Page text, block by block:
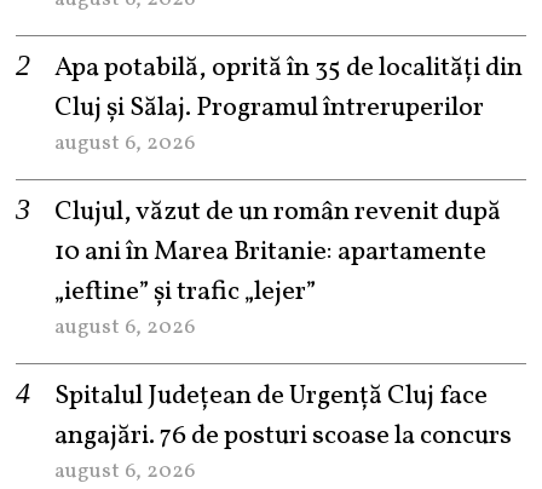
Apa potabilă, oprită în 35 de localități din
Cluj și Sălaj. Programul întreruperilor
august 6, 2026
Clujul, văzut de un român revenit după
10 ani în Marea Britanie: apartamente
„ieftine” și trafic „lejer”
august 6, 2026
Spitalul Județean de Urgență Cluj face
angajări. 76 de posturi scoase la concurs
august 6, 2026